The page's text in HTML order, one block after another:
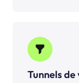
Tunnels de